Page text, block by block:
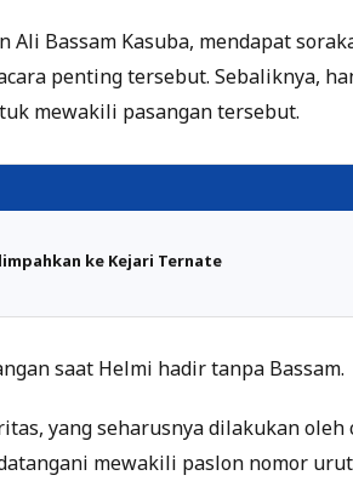
Ali Bassam Kasuba, mendapat
penting tersebut. Sebaliknya,
mewakili pasangan tersebut.
ke Kejari Ternate
saat Helmi hadir tanpa Bassam.
yang seharusnya dilakukan oleh
mewakili paslon nomor urut